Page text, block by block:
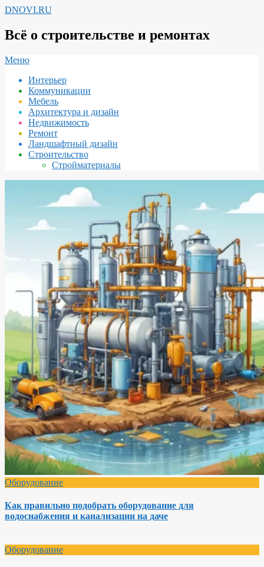
Перейти
содержимому
DNOVI.RU
Всё о строительстве и ремонтах
Вторичное
навигации
Меню
Интерьер
Коммуникации
Мебель
Архитектура и дизайн
Недвижимость
Ремонт
Ландшафтный дизайн
Строительство
Стройматериалы
Оборудование
Как правильно подобрать оборудование для
водоснабжения и канализации на даче
Оборудование